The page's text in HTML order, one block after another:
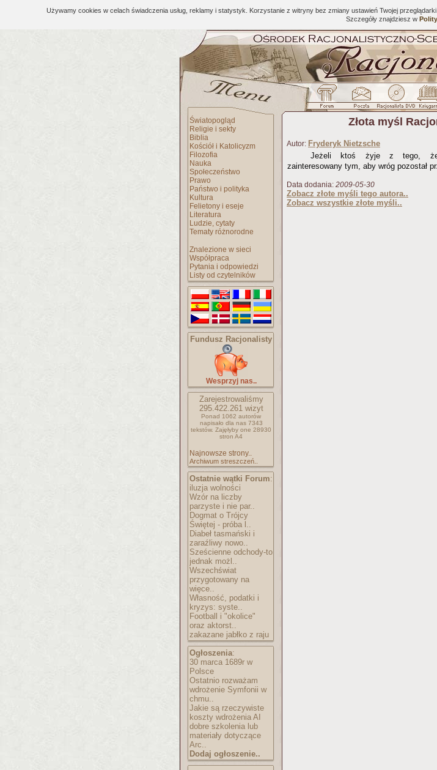
Używamy cookies w celach świadczenia usług, reklamy i statystyk. Korzystanie z witryny bez zmiany ustawień Twojej
Szczegóły znajdziesz w
Światopogląd
Religie i sekty
Biblia
Kościół i Katolicyzm
Filozofia
Nauka
Społeczeństwo
Prawo
Państwo i polityka
Kultura
Felietony i eseje
Literatura
Ludzie, cytaty
Tematy różnorodne
Znalezione w sieci
Współpraca
Pytania i odpowiedzi
Listy od czytelników
Fundusz Racjonalisty
Wesprzyj nas..
Zarejestrowaliśmy
295.422.261wizyt
Ponad 1062 autorów
napisało dla nas 7343
tekstów. Zajęłyby one 28930
stron A4
Najnowsze strony..
Archiwum streszczeń..
Ostatnie wątki Forum:
iluzja wolności
Wzór na liczby
parzyste i nie par..
Dogmat o Trójcy
Świętej - próba l..
Diabeł tasmański i
zaraźliwy nowo..
Sześcienne odchody-to
jednak możl..
Wszechświat
przygotowany na
więce..
Własność, podatki i
kryzys: syste..
Football i "okolice"
oraz aktorst..
zakazane jabłko z raju
Ogłoszenia:
30 marca 1689r w
Polsce
Ostatnio rozważam
wdrożenie Symfonii w
chmu..
Jakie są rzeczywiste
koszty wdrożenia AI
dobre szkolenia lub
materiały dotyczące
Arc..
Dodaj ogłoszenie..
Złota myśl
Autor: Fryderyk Nietzsche
Jeżeli ktoś żyje z tego,
zainteresowany tym, aby wróg pozostał
Data dodania: 2009-05-30
Zobacz złote myśli tego autora..
Zobacz wszystkie złote myśli..